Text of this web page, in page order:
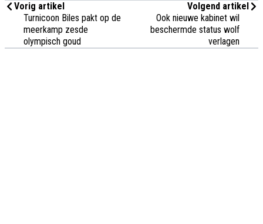
Vorig artikel
Turnicoon Biles pakt op de
meerkamp zesde
olympisch goud
Volgend artikel
Ook nieuwe kabinet wil
beschermde status wolf
verlagen